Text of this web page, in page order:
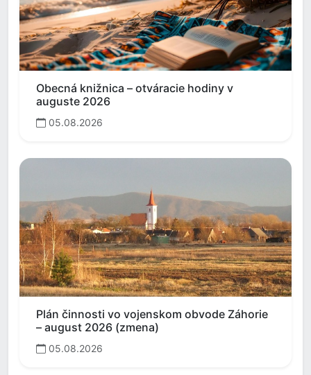
Obecná knižnica – otváracie hodiny v
auguste 2026
05.08.2026
Plán činnosti vo vojenskom obvode Záhorie
– august 2026 (zmena)
05.08.2026